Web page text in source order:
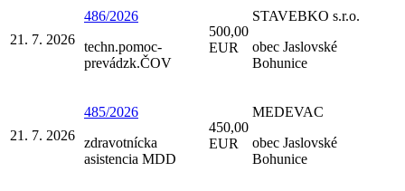
21. 7. 2026
486/2026
techn.pomoc-
prevádzk.ČOV
500,00
EUR
STAVEBKO s.r.o.
obec Jaslovské
Bohunice
21. 7. 2026
485/2026
zdravotnícka
asistencia MDD
450,00
EUR
MEDEVAC
obec Jaslovské
Bohunice